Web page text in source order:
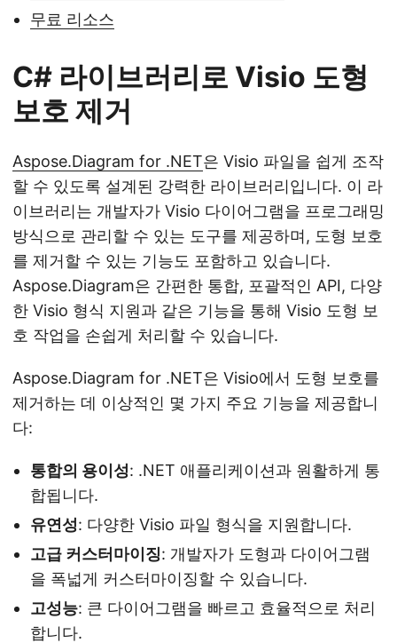
무료 리소스
C# 라이브러리로 Visio 도형
보호 제거
Aspose.Diagram for .NET은 Visio 파일을 쉽게 조작
할 수 있도록 설계된 강력한 라이브러리입니다. 이 라
이브러리는 개발자가 Visio 다이어그램을 프로그래밍
방식으로 관리할 수 있는 도구를 제공하며, 도형 보호
를 제거할 수 있는 기능도 포함하고 있습니다.
Aspose.Diagram은 간편한 통합, 포괄적인 API, 다양
한 Visio 형식 지원과 같은 기능을 통해 Visio 도형 보
호 작업을 손쉽게 처리할 수 있습니다.
Aspose.Diagram for .NET은 Visio에서 도형 보호를
제거하는 데 이상적인 몇 가지 주요 기능을 제공합니
다:
통합의 용이성: .NET 애플리케이션과 원활하게 통
합됩니다.
유연성: 다양한 Visio 파일 형식을 지원합니다.
고급 커스터마이징: 개발자가 도형과 다이어그램
을 폭넓게 커스터마이징할 수 있습니다.
고성능: 큰 다이어그램을 빠르고 효율적으로 처리
합니다.